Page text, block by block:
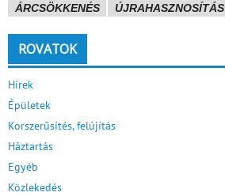
ÁRCSÖKKENÉS
ÚJRAHASZNOSÍTÁS
ROVATOK
Hírek
Épületek
Korszerűsítés, felújítás
Háztartás
Egyéb
Közlekedés